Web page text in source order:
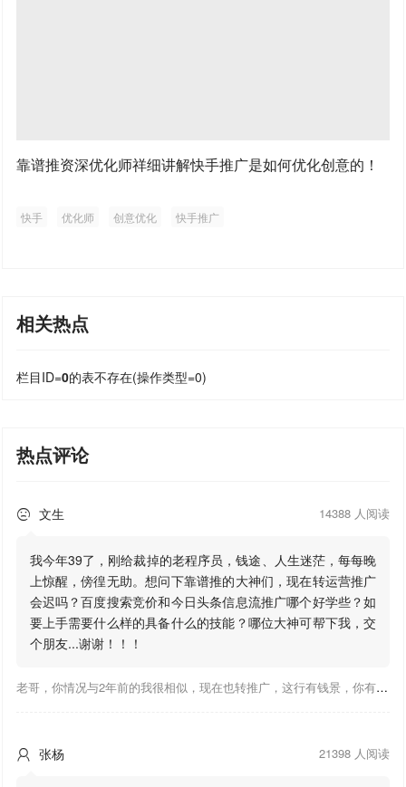
靠谱推资深优化师祥细讲解快手推广是如何优化创意的！
快手 优化师 创意优化 快手推广
相关热点
栏目ID=0的表不存在(操作类型=0)
热点评论
 文生 14388 人阅读
我今年39了，刚给裁掉的老程序员，钱途、人生迷茫，每每晚
上惊醒，傍徨无助。想问下靠谱推的大神们，现在转运营推广
会迟吗？百度搜索竞价和今日头条信息流推广哪个好学些？如
要上手需要什么样的具备什么的技能？哪位大神可帮下我，交
个朋友...谢谢！！！
老哥，你情况与2年前的我很相似，现在也转推广，这行有钱景，你有基础上手会比较快，不必担心。至于学竞价还是信息流哪个好，我是信息流广告入手，现在迷上靠谱推关注大神们的营销推广干货。有空你也可多泡下这站，真能学到不少东西；希望可以帮到你！
 张杨 21398 人阅读